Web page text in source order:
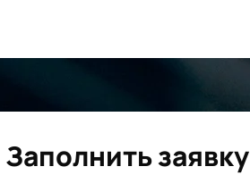
Заполнить заявку